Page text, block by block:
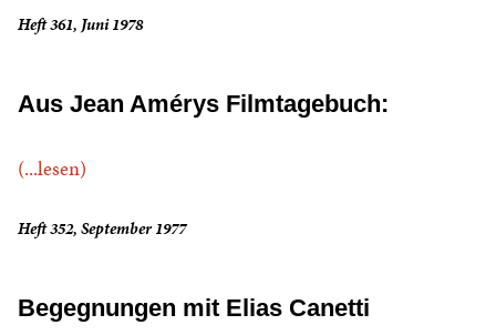
Heft 361, Juni 1978
Aus Jean Amérys Filmtagebuch:
(...lesen)
Heft 352, September 1977
Begegnungen mit Elias Canetti